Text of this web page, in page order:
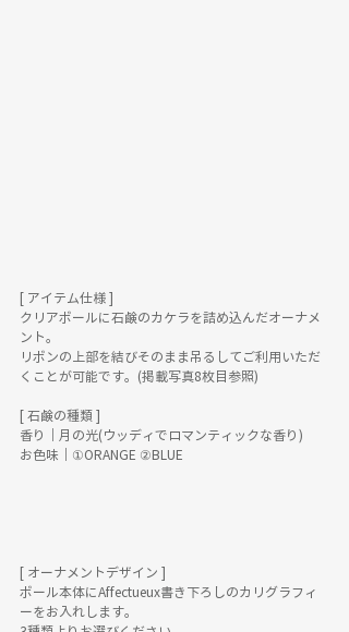
[ アイテム仕様 ]
クリアボールに石鹸のカケラを詰め込んだオーナメ
ント。
リボンの上部を結びそのまま吊るしてご利用いただ
くことが可能です。(掲載写真8枚目参照)
[ 石鹸の種類 ]
香り｜月の光(ウッディでロマンティックな香り)
お色味｜①ORANGE ②BLUE
[ オーナメントデザイン ]
ボール本体にAffectueux書き下ろしのカリグラフィ
ーをお入れします。